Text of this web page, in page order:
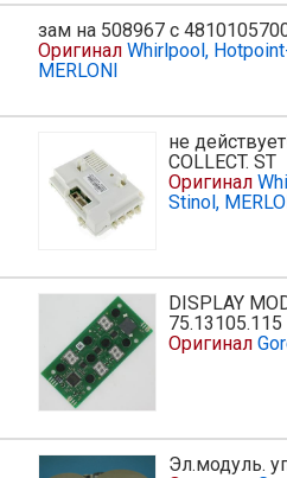
зам на 508967 с
Оригинал Whirlpool,
MERLONI
не
COLLECT. ST
Оригинал
Stinol,
DISPLAY
75.13105.115
Оригинал
Эл.модуль.